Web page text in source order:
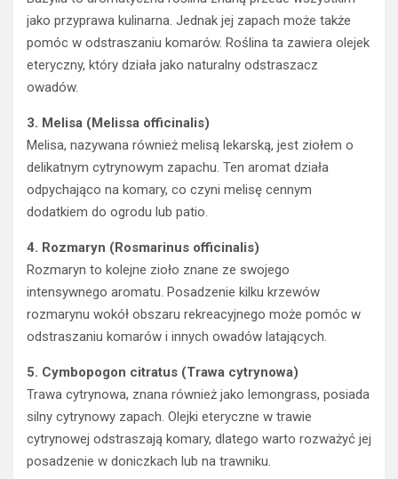
jako przyprawa kulinarna. Jednak jej zapach może także
pomóc w odstraszaniu komarów. Roślina ta zawiera olejek
eteryczny, który działa jako naturalny odstraszacz
owadów.
3. Melisa (Melissa officinalis)
Melisa, nazywana również melisą lekarską, jest ziołem o
delikatnym cytrynowym zapachu. Ten aromat działa
odpychająco na komary, co czyni melisę cennym
dodatkiem do ogrodu lub patio.
4. Rozmaryn (Rosmarinus officinalis)
Rozmaryn to kolejne zioło znane ze swojego
intensywnego aromatu. Posadzenie kilku krzewów
rozmarynu wokół obszaru rekreacyjnego może pomóc w
odstraszaniu komarów i innych owadów latających.
5. Cymbopogon citratus (Trawa cytrynowa)
Trawa cytrynowa, znana również jako lemongrass, posiada
silny cytrynowy zapach. Olejki eteryczne w trawie
cytrynowej odstraszają komary, dlatego warto rozważyć jej
posadzenie w doniczkach lub na trawniku.